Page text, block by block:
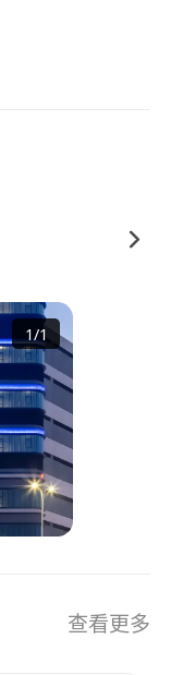
年資逐步增加
護裝備，保障
晉升至小組協
1/1
查看更多